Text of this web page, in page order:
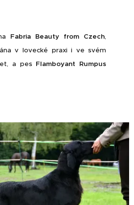
Fabria Beauty from Czech,
v lovecké praxi i ve svém
a pes Flamboyant Rumpus